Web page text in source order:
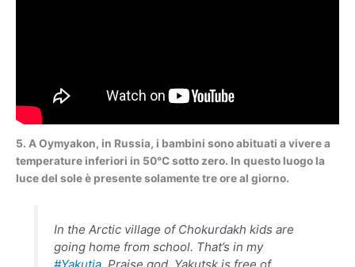
5. A Oymyakon, in Russia, i bambini sono abituati a vivere a
temperature inferiori in 50°C sotto zero. In questo luogo la
luce del sole è presente solamente tre ore al giorno.
In the Arctic village of Chokurdakh kids are
going home from school. That’s in my
#Yakutia. Praise god, Yakutsk is free of